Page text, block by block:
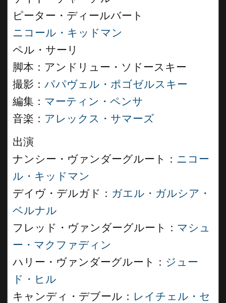
ピーター・ディールバート
ニコール・キッドマン
ペル・サーリ
脚本：アンドリュー・ソドースキー
撮影： パパヴェル・ポゴゼルスキー
編集： マーティン・ペンサ
音楽： アレックス・サマーズ
出演
ナンシー・ヴァンダーグルート： ニコー
ル・キッドマン
デイヴ・デルガド： ガエル・ガルシア・
ベルナル
フレッド・ヴァンダーグルート： マシュ
ー・マクファディン
ハリー・ヴァンダーグルート： ジュー
ド・ヒル
キャンディ・デブール： レイチェル・セ